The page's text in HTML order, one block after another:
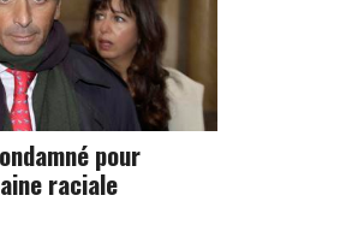
pour
raciale